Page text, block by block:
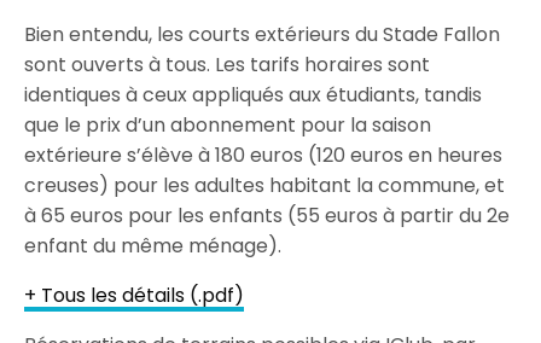
Bien entendu, les courts extérieurs du Stade Fallon
sont ouverts à tous. Les tarifs horaires sont
identiques à ceux appliqués aux étudiants, tandis
que le prix d’un abonnement pour la saison
extérieure s’élève à 180 euros (120 euros en heures
creuses) pour les adultes habitant la commune, et
à 65 euros pour les enfants (55 euros à partir du 2e
enfant du même ménage).
+ Tous les détails (.pdf)